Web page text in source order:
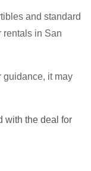
and standard
rentals in San
guidance, it may
with the deal for